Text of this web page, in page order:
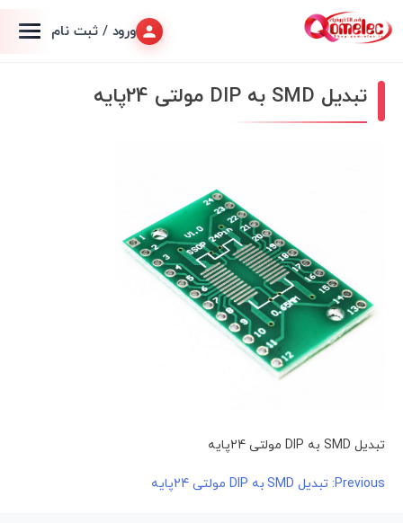
ورود / ثبت نام
تبدیل SMD به DIP مولتی 24پایه
تبدیل SMD به DIP مولتی 24پایه
راهبری
Previous: تبدیل SMD به DIP مولتی 24پایه